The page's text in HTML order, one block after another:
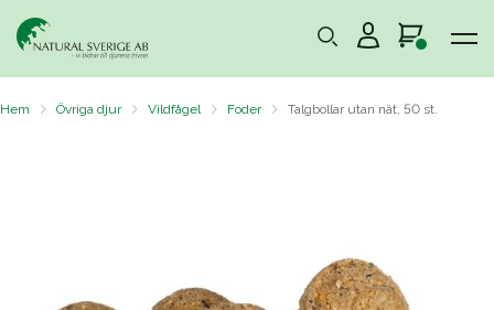
Hem Övriga djur Vildfågel Foder Talgbollar utan nät, 50 st.